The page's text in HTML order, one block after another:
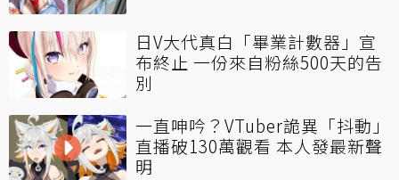
日V大代真白「畢業計數器」宣
布終止 一份來自粉絲500天的告
別
一直呻吟？VTuber詭異「抖動」
直播破130萬觀看 本人發最新聲
明